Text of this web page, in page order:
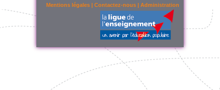
Mentions légales | Contactez-nous | Administration